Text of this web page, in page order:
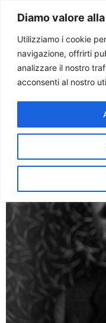
Diamo valore
Utilizziamo i cookie
navigazione, offrirti
analizzare il nostro
acconsenti al nostro
Paolo
Tag:
100.mo
Welles. Il
fotografo